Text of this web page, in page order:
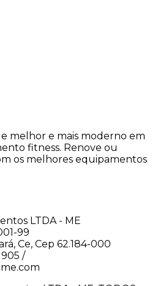
melhor e mais moderno em
fitness. Renove ou
os melhores equipamentos
LTDA - ME
99
Ce, Cep 62.184-000
/